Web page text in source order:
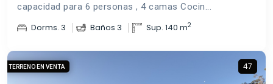
capacidad para 6 personas , 4 camas Cocin...
Dorms. 3 Baños 3 Sup. 140 m2
TERRENO EN VENTA 47